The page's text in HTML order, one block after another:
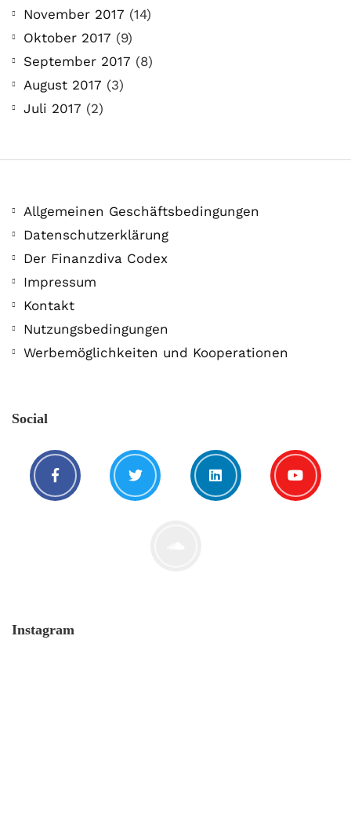
November 2017 (14)
Oktober 2017 (9)
September 2017 (8)
August 2017 (3)
Juli 2017 (2)
Allgemeinen Geschäftsbedingungen
Datenschutzerklärung
Der Finanzdiva Codex
Impressum
Kontakt
Nutzungsbedingungen
Werbemöglichkeiten und Kooperationen
Social
Instagram